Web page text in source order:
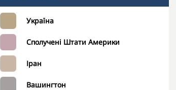
Україна
Сполучені Штати Америки
Іран
Вашингтон